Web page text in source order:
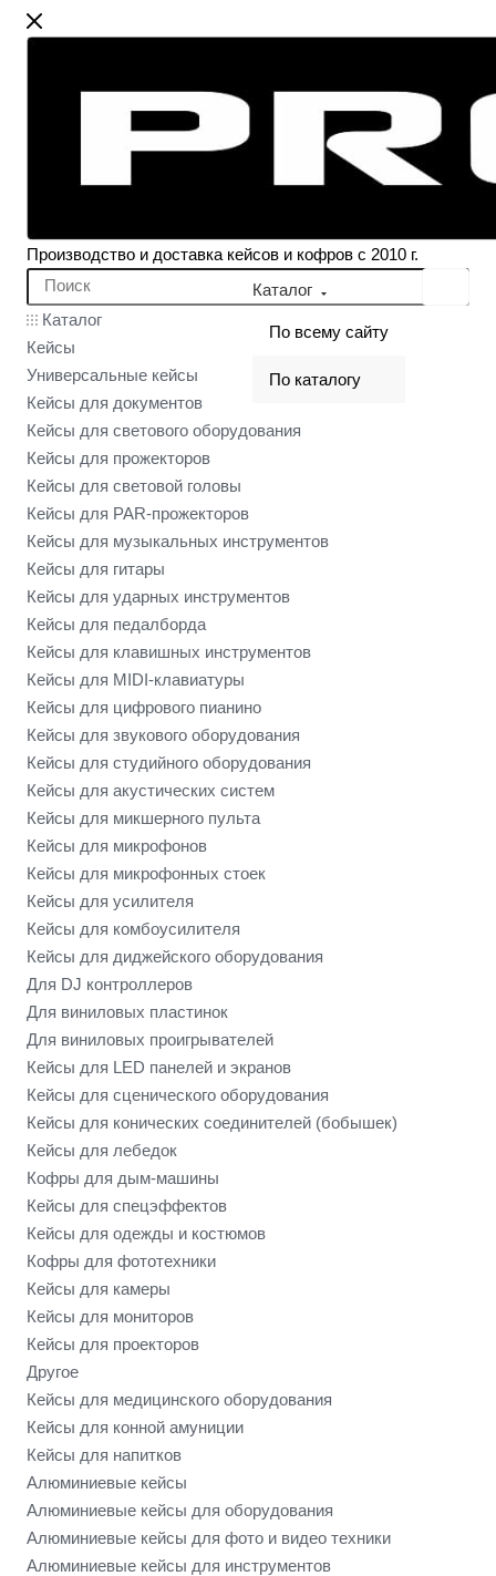
Производство и доставка кейсов и кофров с 2010 г.
Каталог
По всему сайту
По каталогу
Каталог
Кейсы
Универсальные кейсы
Кейсы для документов
Кейсы для светового оборудования
Кейсы для прожекторов
Кейсы для световой головы
Кейсы для PAR-прожекторов
Кейсы для музыкальных инструментов
Кейсы для гитары
Кейсы для ударных инструментов
Кейсы для педалборда
Кейсы для клавишных инструментов
Кейсы для MIDI-клавиатуры
Кейсы для цифрового пианино
Кейсы для звукового оборудования
Кейсы для студийного оборудования
Кейсы для акустических систем
Кейсы для микшерного пульта
Кейсы для микрофонов
Кейсы для микрофонных стоек
Кейсы для усилителя
Кейсы для комбоусилителя
Кейсы для диджейского оборудования
Для DJ контроллеров
Для виниловых пластинок
Для виниловых проигрывателей
Кейсы для LED панелей и экранов
Кейсы для сценического оборудования
Кейсы для конических соединителей (бобышек)
Кейсы для лебедок
Кофры для дым-машины
Кейсы для спецэффектов
Кейсы для одежды и костюмов
Кофры для фототехники
Кейсы для камеры
Кейсы для мониторов
Кейсы для проекторов
Другое
Кейсы для медицинского оборудования
Кейсы для конной амуниции
Кейсы для напитков
Алюминиевые кейсы
Алюминиевые кейсы для оборудования
Алюминиевые кейсы для фото и видео техники
Алюминиевые кейсы для инструментов